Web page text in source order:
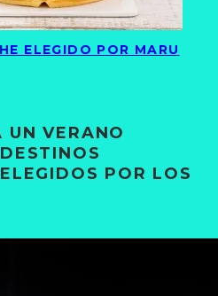
ELEGIDO POR MARU
UN VERANO
POR LOS